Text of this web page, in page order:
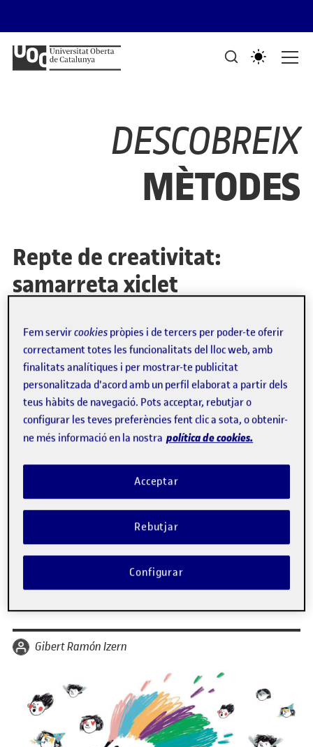
PORTAFOLIS DEL GRAU DE DISSENY I CREACIÓ DIGITALS
Mostra de treballs d'estudiants
DESCOBREIX
MÈTODES
Repte de creativitat:
samarreta xiclet
per Beatriz Lorca
Repte de creativitat: creació
per Gibert Ramón Izern
Fem servircookies pròpies i de tercers per poder-te oferir
correctament totes les funcionalitats del lloc web, amb
finalitats analítiques i per mostrar-te publicitat
personalitzada d'acord amb un perfil elaborat a partir dels
teus hàbits de navegació. Pots acceptar, rebutjar o
configurar les teves preferències fent clic a sota, o obtenir-
ne més informació en la nostra política de cookies.
Rebutjar
Acceptar
Configurar